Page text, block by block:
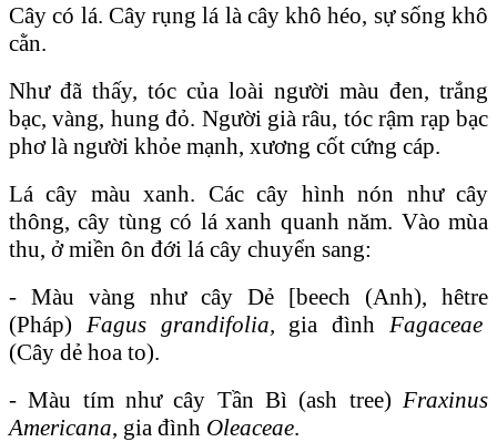
Cây có lá. Cây rụng lá là cây khô héo, sự sống khô
cằn.
Như đã thấy, tóc của loài người màu đen, trắng
bạc, vàng, hung đỏ. Người già râu, tóc rậm rạp bạc
phơ là người khỏe mạnh, xương cốt cứng cáp.
Lá cây màu xanh. Các cây hình nón như cây
thông, cây tùng có lá xanh quanh năm. Vào mùa
thu, ở miền ôn đới lá cây chuyển sang:
- Màu vàng như cây Dẻ [beech (Anh), hêtre
(Pháp) Fagus grandifolia, gia đìnhFagaceae
(Cây dẻ hoa to).
- Màu tím như cây Tần Bì (ash tree) Fraxinus
Americana, gia đình Oleaceae.